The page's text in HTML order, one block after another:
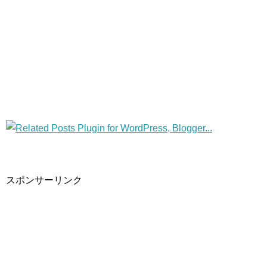
スポンサーリンク